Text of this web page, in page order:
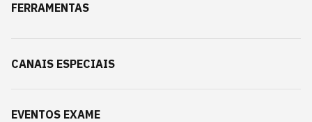
FERRAMENTAS
CANAIS ESPECIAIS
EVENTOS EXAME